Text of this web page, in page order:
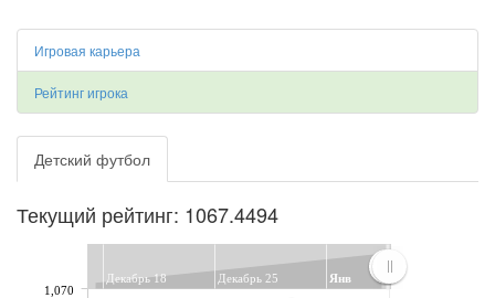
Игровая карьера
Рейтинг игрока
Детский футбол
Текущий рейтинг: 1067.4494
Декабрь 18 Декабрь 25 Янв
1,070